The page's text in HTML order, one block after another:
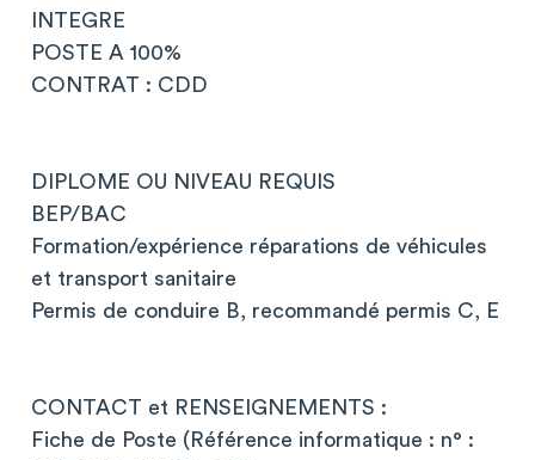
INTEGRE
POSTE A 100%
CONTRAT : CDD
DIPLOME OU NIVEAU REQUIS
BEP/BAC
Formation/expérience réparations de véhicules
et transport sanitaire
Permis de conduire B, recommandé permis C, E
CONTACT et RENSEIGNEMENTS :
Fiche de Poste (Référence informatique : n° :